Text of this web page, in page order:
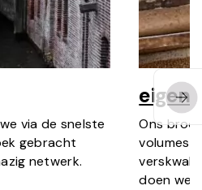
via de snelste
gebracht
netwerk.
eigen
Ons
volumes
doen we